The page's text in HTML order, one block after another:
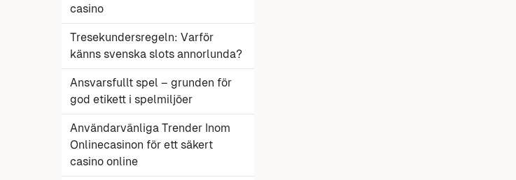
casino
Tresekundersregeln: Varför
känns svenska slots annorlunda?
Ansvarsfullt spel – grunden för
god etikett i spelmiljöer
Användarvänliga Trender Inom
Onlinecasinon för ett säkert
casino online